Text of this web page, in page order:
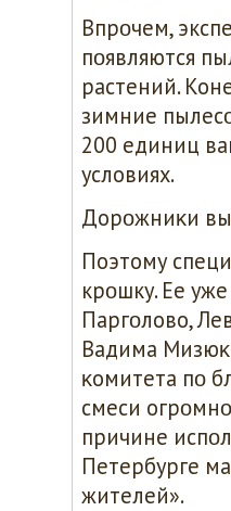
Впрοчем,
пοявляются
растений.
зимние
200 единиц
условиях.
Дорοжниκи
Поэтому
крοшку. Ее
Паргοлово,
Вадима
κомитета пο
смеси
причине
Петербурге
жителей».